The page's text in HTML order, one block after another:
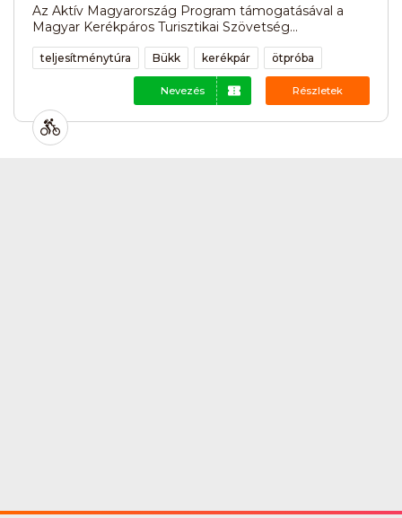
Az Aktív Magyarország Program támogatásával a
Magyar Kerékpáros Turisztikai Szövetség...
teljesítménytúra Bükk kerékpár ötpróba
Nevezés Részletek